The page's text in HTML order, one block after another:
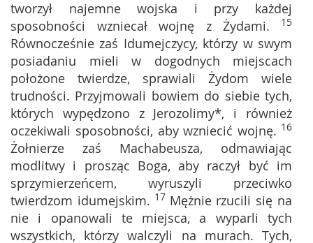
tworzył najemne wojska i przy każdej
sposobności wzniecał wojnę z Żydami. 15
Równocześnie zaś Idumejczycy, którzy w swym
posiadaniu mieli w dogodnych miejscach
położone twierdze, sprawiali Żydom wiele
trudności. Przyjmowali bowiem do siebie tych,
których wypędzono z Jerozolimy*, i również
oczekiwali sposobności, aby wzniecić wojnę. 16
Żołnierze zaś Machabeusza, odmawiając
modlitwy i prosząc Boga, aby raczył być im
sprzymierzeńcem, wyruszyli przeciwko
twierdzom idumejskim. 17 Mężnie rzucili się na
nie i opanowali te miejsca, a wyparli tych
wszystkich, którzy walczyli na murach. Tych,